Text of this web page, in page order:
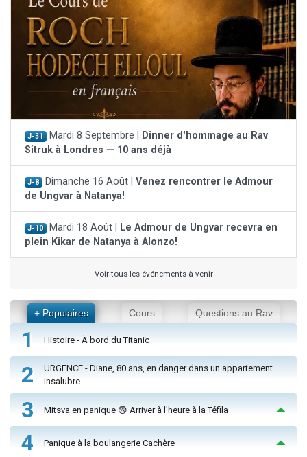
J-31 Mardi 8 Septembre |
Dinner d'hommage au Rav
Sitruk à Londres — 10 ans déjà
J-8 Dimanche 16 Août | Venez rencontrer le Admour
de Ungvar à Natanya!
J-10 Mardi 18 Août |
Le Admour de Ungvar recevra en
plein Kikar de Natanya à Alonzo!
Voir tous les événements à venir
+ Populaires Cours Questions au Rav
1 Histoire - À bord du Titanic
2
URGENCE - Diane, 80 ans, en danger dans un appartement
insalubre
3 Mitsva en panique 😨 Arriver à l'heure à la Téfila
4 Panique à la boulangerie Cachère